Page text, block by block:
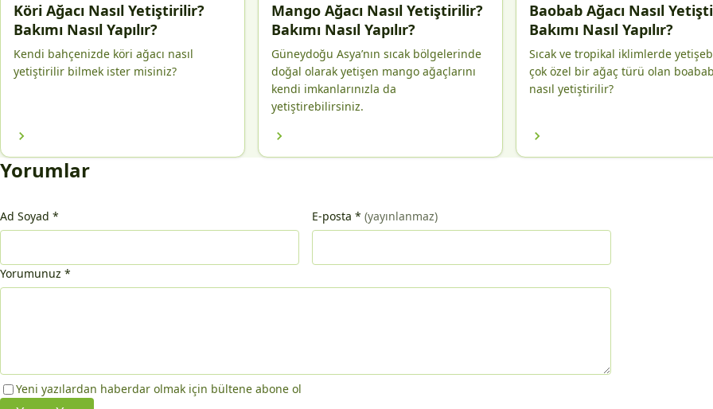
Köri Ağacı Nasıl Yetiştirilir?
Bakımı Nasıl Yapılır?
Kendi bahçenizde köri ağacı nasıl
yetiştirilir bilmek ister misiniz?
Mango Ağacı Nasıl Yetiştirilir?
Bakımı Nasıl Yapılır?
Güneydoğu Asya’nın sıcak bölgelerinde
doğal olarak yetişen mango ağaçlarını
kendi imkanlarınızla da
yetiştirebilirsiniz.
Baobab Ağacı Nasıl
Bakımı Nasıl Yapılır?
Sıcak ve tropikal iklimlerde
çok özel bir ağaç türü olan
nasıl yetiştirilir?
Yorumlar
Ad Soyad * E-posta * (yayınlanmaz)
Yorumunuz *
Yeni yazılardan haberdar olmak için bültene abone ol